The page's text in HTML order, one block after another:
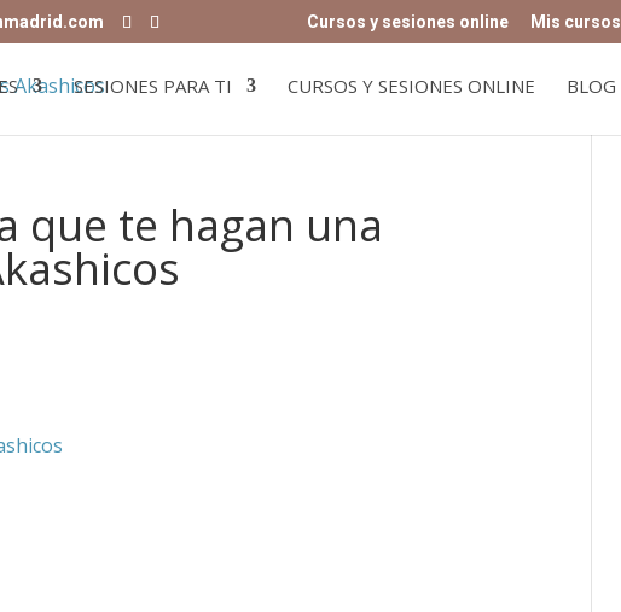
Cursos y sesiones online Mis cursos
SESIONES PARA TI CURSOS Y SESIONES ONLINE BLOG
que te hagan una